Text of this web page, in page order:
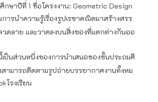
กษาปีที่ 1 ชื่อโครงงาน: Geometric Design
ารนำความรู้เรื่องรูปเรขาคณิตมาสร้างสรร
ดลาย และวาดลงบนสิ่งของที่แตกต่างกันออ
เป็นส่วนหนึ่ง​ของการนำเสนอของชั้นประถม​ศึ
สามารถติดตามรูปถ่ายบรรยากาศ​งานทั้งหม
โรงเรียน